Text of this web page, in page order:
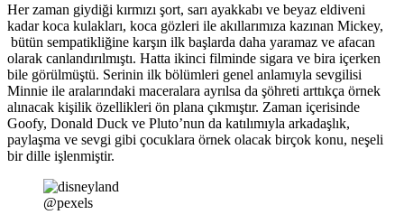
Her zaman giydiği kırmızı şort, sarı ayakkabı ve beyaz eldiveni
kadar koca kulakları, koca gözleri ile akıllarımıza kazınan Mickey,
bütün sempatikliğine karşın ilk başlarda daha yaramaz ve afacan
olarak canlandırılmıştı. Hatta ikinci filminde sigara ve bira içerken
bile görülmüştü. Serinin ilk bölümleri genel anlamıyla sevgilisi
Minnie ile aralarındaki maceralara ayrılsa da şöhreti arttıkça örnek
alınacak kişilik özellikleri ön plana çıkmıştır. Zaman içerisinde
Goofy, Donald Duck ve Pluto’nun da katılımıyla arkadaşlık,
paylaşma ve sevgi gibi çocuklara örnek olacak birçok konu, neşeli
bir dille işlenmiştir.
@pexels